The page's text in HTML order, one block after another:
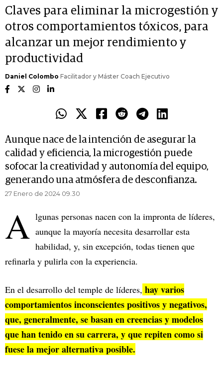
Claves para eliminar la microgestión y
otros comportamientos tóxicos, para
alcanzar un mejor rendimiento y
productividad
Daniel Colombo Facilitador y Máster Coach Ejecutivo
Aunque nace de la intención de asegurar la
calidad y eficiencia, la microgestión puede
sofocar la creatividad y autonomía del equipo,
generando una atmósfera de desconfianza.
27 Enero de 2024 09.30
A lgunas personas nacen con la impronta de líderes,
aunque la mayoría necesita desarrollar esta
habilidad, y, sin excepción, todas tienen que
refinarla y pulirla con la experiencia.
En el desarrollo del temple de líderes, hay varios
comportamientos inconscientes positivos y negativos,
que, generalmente, se basan en creencias y modelos
que han tenido en su carrera, y que repiten como si
fuese la mejor alternativa posible.